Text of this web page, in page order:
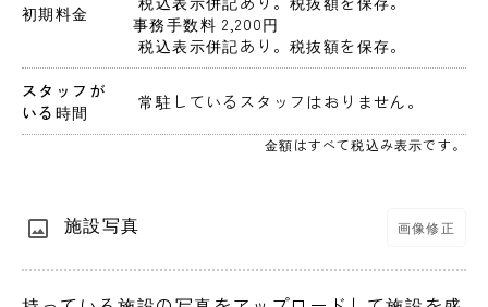
初期料金
事務手数料 2,200円
税込表示併記あり。税抜額を保存。
スタッフが
いる時間
常駐しているスタッフはおりません。
金額はすべて税込み表示です。
施設写真 画像修正